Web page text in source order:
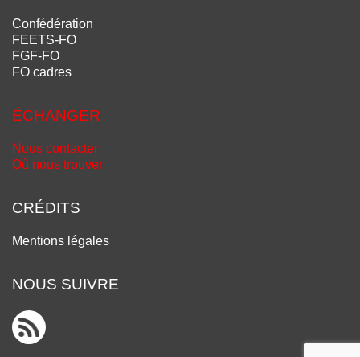
Confédération
FEETS-FO
FGF-FO
FO cadres
ÉCHANGER
Nous contacter
Où nous trouver
CRÉDITS
Mentions légales
NOUS SUIVRE